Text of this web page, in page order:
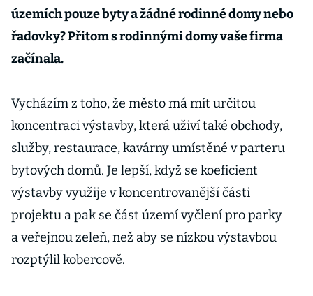
územích pouze byty a žádné rodinné domy nebo
řadovky? Přitom s rodinnými domy vaše firma
začínala.
Vycházím z toho, že město má mít určitou
koncentraci výstavby, která uživí také obchody,
služby, restaurace, kavárny umístěné v parteru
bytových domů. Je lepší, když se koeficient
výstavby využije v koncentrovanější části
projektu a pak se část území vyčlení pro parky
a veřejnou zeleň, než aby se nízkou výstavbou
rozptýlil kobercově.